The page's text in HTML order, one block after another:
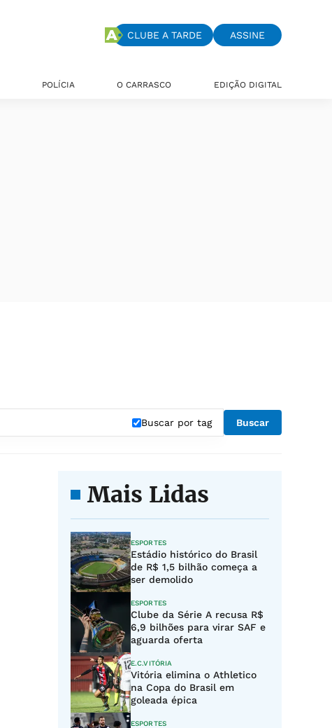
CLUBE A TARDE ASSINE
POLÍCIA O CARRASCO EDIÇÃO DIGITAL
Buscar por tag Buscar
Mais Lidas
ESPORTES
Estádio histórico do Brasil
de R$ 1,5 bilhão começa a
ser demolido
ESPORTES
Clube da Série A recusa R$
6,9 bilhões para virar SAF e
aguarda oferta
E.C.VITÓRIA
Vitória elimina o Athletico
na Copa do Brasil em
goleada épica
ESPORTES